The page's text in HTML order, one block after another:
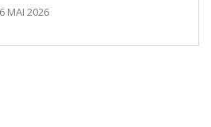
MAI 2026